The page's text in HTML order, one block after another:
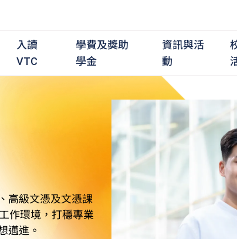
職前培訓課程
全日制中六或以上
全日制中三或以上
銜接學士學位
在職培訓課程
持續專業進修
夜間兼讀制
日間兼讀制
學歷程度
學士學位
證書
其
應
社
專
入讀
VTC
全日制中六或以上
全日制中三或以上
銜接學士學位
在職培訓
持續專業進修
夜間兼讀制
日間兼讀制
學費及獎助
學金
學費及資助
全日制中六或以上
全日制中三或以上
日間兼讀制
獎學金
獎學金及獎勵計劃
資訊與活
動
高級文憑及文憑課
作環境，打穩專業
邁進。